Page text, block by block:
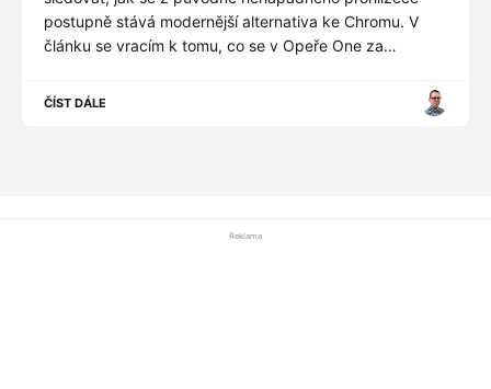
postupně stává modernější alternativa ke Chromu. V
článku se vracím k tomu, co se v Opeře One za
každodenním používání.
ČÍST DÁLE
Reklama